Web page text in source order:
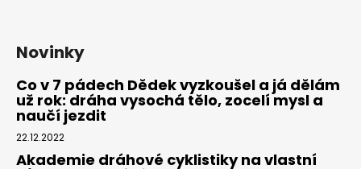
Novinky
Co v 7 pádech Dědek vyzkoušel a já dělám
už rok: dráha vysochá tělo, zocelí mysl a
naučí jezdit
22.12.2022
Akademie dráhové cyklistiky na vlastní